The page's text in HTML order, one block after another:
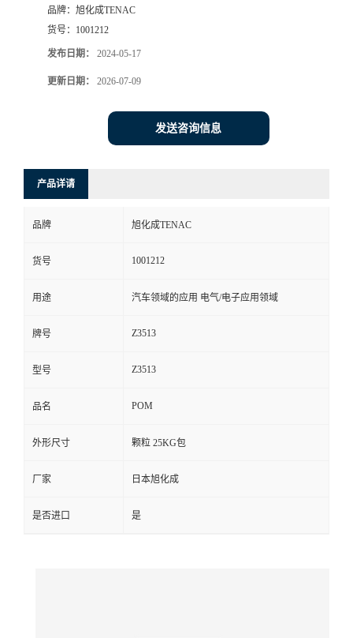
式
在
线
品牌： 旭化成TENAC
货号： 1001212
发布日期： 2024-05-17
更新日期： 2026-07-09
发送咨询信息
产品详请
品牌 旭化成TENAC
货号 1001212
用途 汽车领域的应用 电气/电子应用领域
牌号 Z3513
型号 Z3513
品名 POM
外形尺寸 颗粒 25KG包
厂家 日本旭化成
是否进口 是